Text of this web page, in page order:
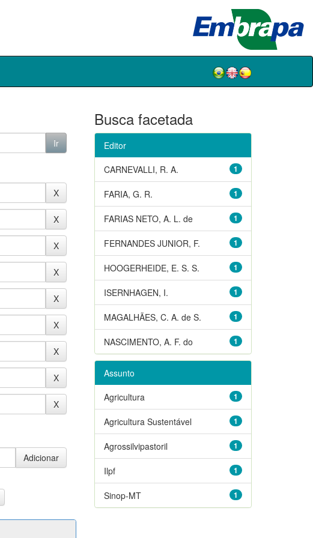
Busca facetada
Editor
1
CARNEVALLI, R. A.
1
FARIA, G. R.
1
FARIAS NETO, A. L. de
1
FERNANDES JUNIOR, F.
1
HOOGERHEIDE, E. S. S.
1
ISERNHAGEN, I.
1
MAGALHÃES, C. A. de S.
1
NASCIMENTO, A. F. do
Assunto
1
Agricultura
1
Agricultura Sustentável
1
Agrossilvipastoril
1
Ilpf
1
Sinop-MT